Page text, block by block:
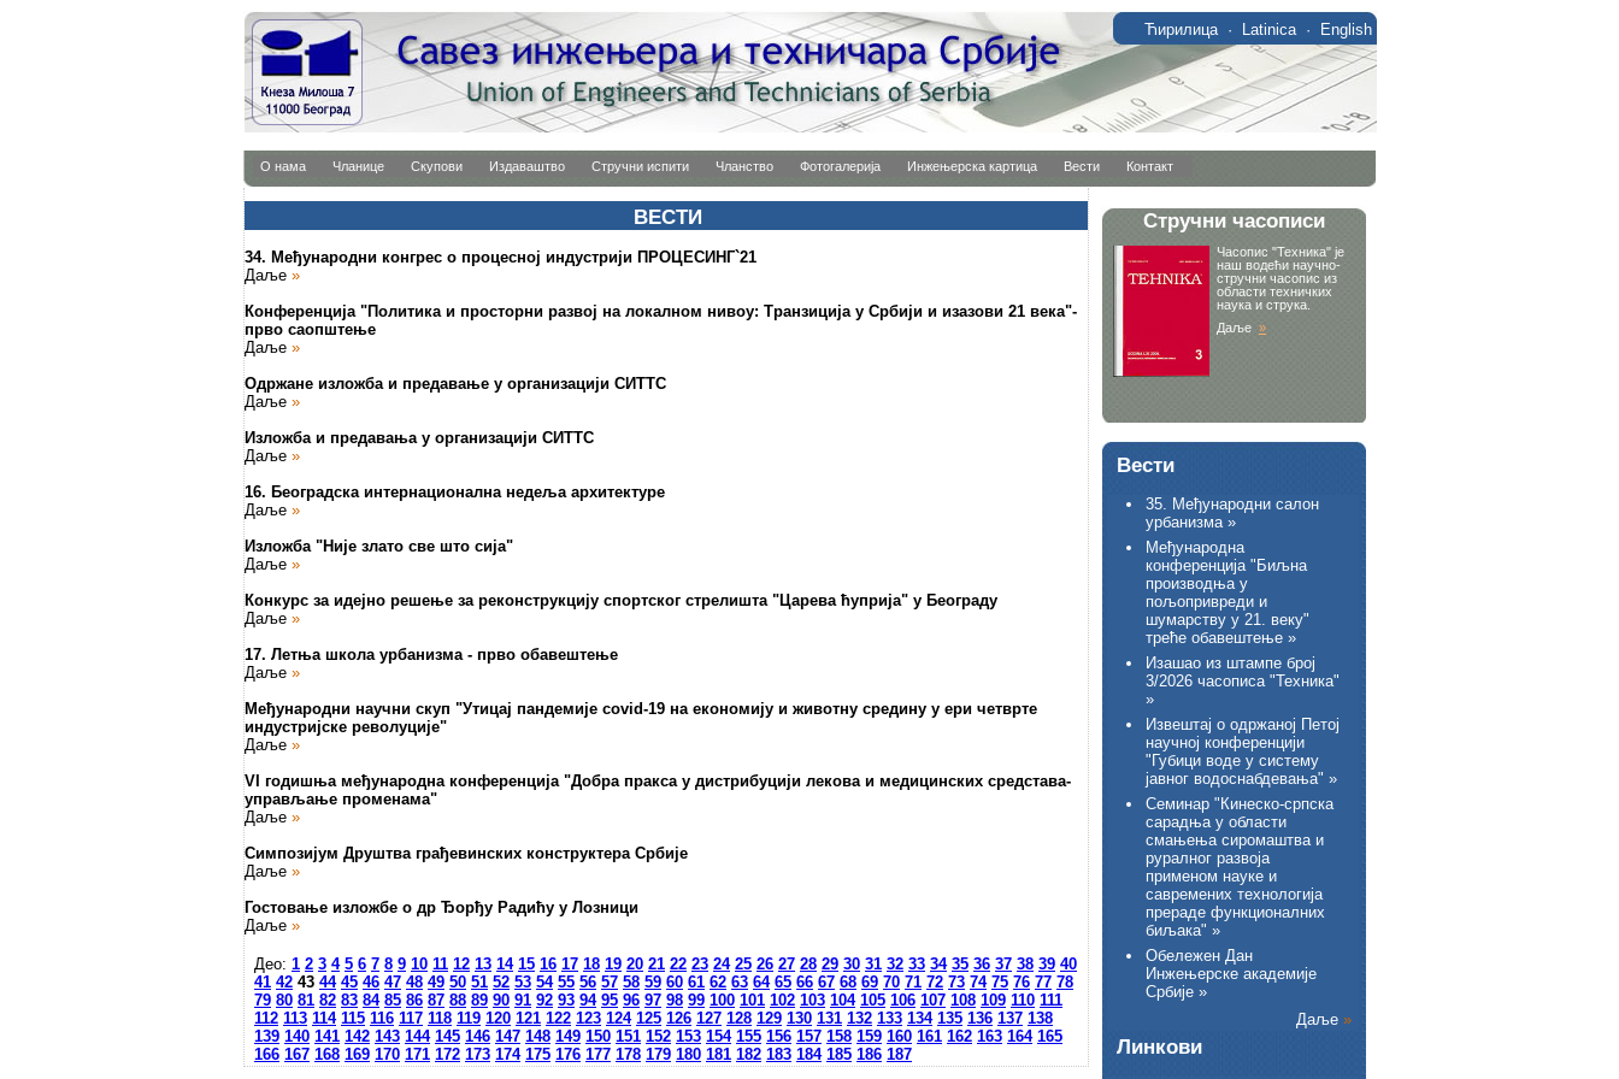
Ћирилица· Latinica· English
О нама Чланице Скупови Издаваштво Стручни испити Чланство Фотогалерија Инжењерска картица Вести Контакт
ВЕСТИ
34. Међународни конгрес о процесној индустрији ПРОЦЕСИНГ`21
Даље »
Конференција "Политика и просторни развој на локалном нивоу: Транзиција у Србији и изазови 21 века"-
прво саопштење
Даље »
Одржане изложба и предавање у организацији СИТТС
Даље »
Изложба и предавања у организацији СИТТС
Даље »
16. Београдска интернационална недеља архитектуре
Даље »
Изложба "Није злато све што сија"
Даље »
Конкурс за идејно решење за реконструкцију спортског стрелишта "Царева ћуприја" у Београду
Даље »
17. Летња школа урбанизма - прво обавештење
Даље »
Међународни научни скуп "Утицај пандемије covid-19 на економију и животну средину у ери четврте
индустријске револуције"
Даље »
VI годишња међународна конференција "Добра пракса у дистрибуцији лекова и медицинских средстава-
управљање променама"
Даље »
Симпозијум Друштва грађевинских конструктера Србије
Даље »
Гостовање изложбе о др Ђорђу Радићу у Лозници
Даље »
Део: 1 2 3 4 5 6 7 8 9 10 11 12 13 14 15 16 17 18 19 20 21 22 23 24 25 26 27 28 29 30 31 32 33 34 35 36 37 38 39 40
41 42 43 44 45 46 47 48 49 50 51 52 53 54 55 56 57 58 59 60 61 62 63 64 65 66 67 68 69 70 71 72 73 74 75 76 77 78
79 80 81 82 83 84 85 86 87 88 89 90 91 92 93 94 95 96 97 98 99 100 101 102 103 104 105 106 107 108 109 110 111
112 113 114 115 116 117 118 119 120 121 122 123 124 125 126 127 128 129 130 131 132 133 134 135 136 137 138
139 140 141 142 143 144 145 146 147 148 149 150 151 152 153 154 155 156 157 158 159 160 161 162 163 164 165
166 167 168 169 170 171 172 173 174 175 176 177 178 179 180 181 182 183 184 185 186 187
Вести
35. Међународни салон
урбанизма »
Међународна
конференција "Биљна
производња у
пољопривреди и
шумарству у 21. веку"
треће обавештење »
Изашао из штампе број
3/2026 часописа "Техника"
»
Извештај о одржаној Петој
научној конференцији
"Губици воде у систему
јавног водоснабдевања" »
Семинар "Кинеско-српска
сарадња у области
смањења сиромаштва и
руралног развоја
применом науке и
савремених технологија
прераде функционалних
биљака" »
Обележен Дан
Инжењерске академије
Србије »
Даље »
Линкови